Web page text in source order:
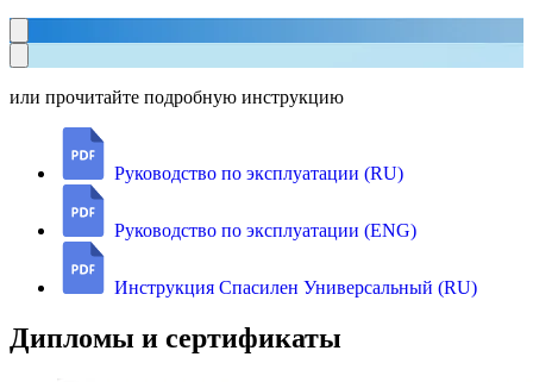
или прочитайте подробную инструкцию
Руководство по эксплуатации (RU)
Руководство по эксплуатации (ENG)
Инструкция Спасилен Универсальный (RU)
Дипломы и сертификаты